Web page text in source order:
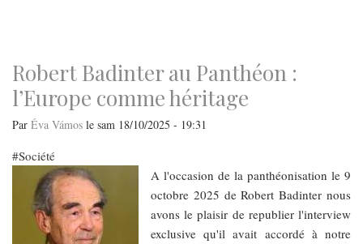
Robert Badinter au Panthéon :
l’Europe comme héritage
Par Éva Vámos le sam 18/10/2025 - 19:31
Société
A l'occasion de la panthéonisation le 9
octobre 2025 de Robert Badinter nous
avons le plaisir de republier l'interview
exclusive qu'il avait accordé à notre